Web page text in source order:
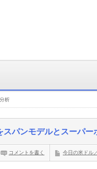
析
パンモデルとスーパー
今日の米ドル
コメントを書く